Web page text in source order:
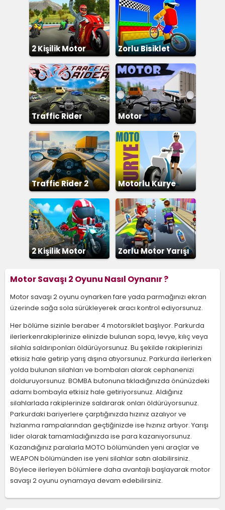
2 Kişilik Motor
Zorlu Bisiklet
Parkuru
Traffic Rider Motor
Traffic Rider 2 Motorlu Kurye
2 Kişilik Motor
Zorlu Motor Yarışı
Motor Savaşı 2 Oyunu Nasıl Oynanır ?
Motor savaşı 2 oyunu oynarken fare yada parmağınızı ekran
üzerinde sağa sola sürükleyerek aracı kontrol ediyorsunuz.
Her bölüme sizinle beraber 4 motorsiklet başlıyor. Parkurda
ilerlerkenrakiplerinize elinizde bulunan sopa, levye, kılıç veya
silahla saldırıponları öldürüyorsunuz. Bu şekilde rakiplerinizi
etkisiz hale getirip yarış dışına atıyorsunuz. Parkurda ilerlerken
yolda bulunan silahları ve bombaları alarak cephanenizi
dolduruyorsunuz. BOMBA butonuna tıkladığınızda önünüzdeki
adamı bombayla etkisiz hale getiriyorsunuz. Aldığınız
silahlarlada rakiplerinize saldırarak onları öldürüyorsunuz.
Parkurdaki bariyerlere çarptığınızda hızınız azalıyor ve
hızlanma rampalarından geçtiğinizde ise hızınız artıyor. Yarışı
lider olarak tamamladığınızda ise para kazanıyorsunuz.
Kazandığınız paralarla MOTO bölümünden yeni araçlar ve
WEAPON bölümünden ise yeni silahlar satın alabilirsiniz.
Böylece ilerleyen bölümlere daha avantajlı başlayarak motor
savaşı 2 oyunu oynamaya devam edebilirsiniz.